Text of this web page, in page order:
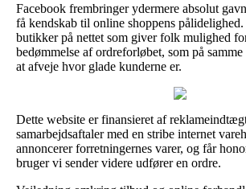
Facebook frembringer ydermere absolut
få kendskab til online shoppens
butikker på nettet som giver folk mulighed
bedømmelse af ordreforløbet, som på
at afveje hvor glade kunderne er.
Dette website er finansieret af
samarbejdsaftaler med en stribe internet
annoncerer forretningernes varer, og får
bruger vi sender videre udfører en ordre.